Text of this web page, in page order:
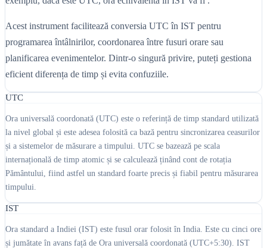
Acest instrument facilitează conversia UTC în IST pentru
programarea întâlnirilor, coordonarea între fusuri orare sau
planificarea evenimentelor. Dintr-o singură privire, puteți gestiona
eficient diferența de timp și evita confuziile.
UTC
Ora universală coordonată (UTC) este o referință de timp standard utilizată
la nivel global și este adesea folosită ca bază pentru sincronizarea ceasurilor
și a sistemelor de măsurare a timpului. UTC se bazează pe scala
internațională de timp atomic și se calculează ținând cont de rotația
Pământului, fiind astfel un standard foarte precis și fiabil pentru măsurarea
timpului.
IST
Ora standard a Indiei (IST) este fusul orar folosit în India. Este cu cinci ore
și jumătate în avans față de Ora universală coordonată (UTC+5:30). IST